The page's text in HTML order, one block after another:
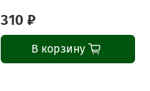
310 ₽
В корзину